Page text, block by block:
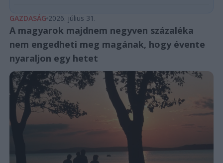
GAZDASÁG 2026. július 31.
A magyarok majdnem negyven százaléka
nem engedheti meg magának, hogy évente
nyaraljon egy hetet